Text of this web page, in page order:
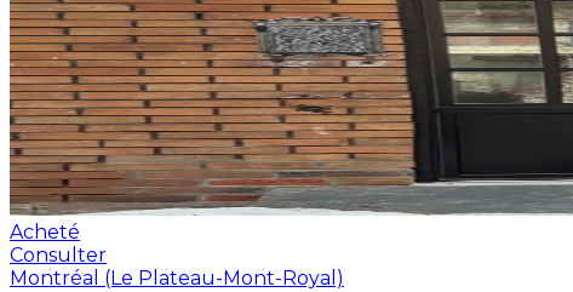
Acheté
Consulter
Montréal (Le Plateau-Mont-Royal)